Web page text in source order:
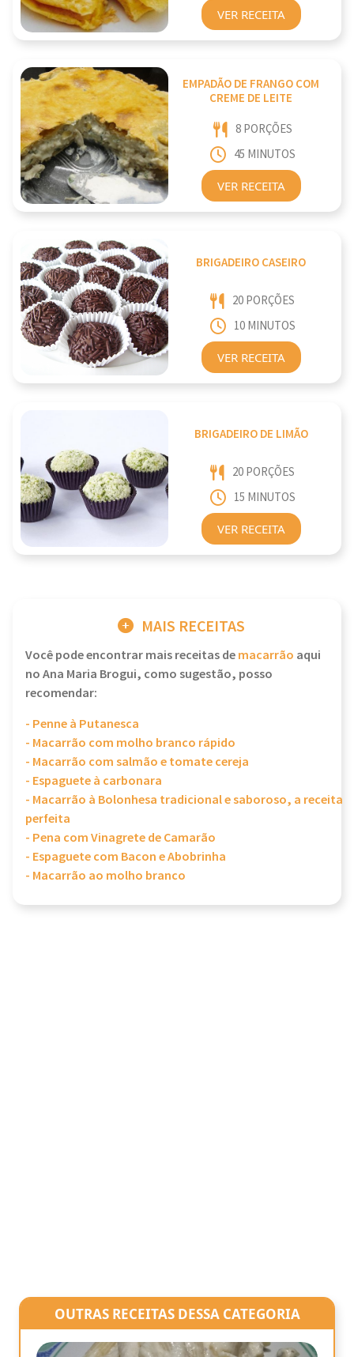
VER RECEITA
EMPADÃO DE FRANGO COM
CREME DE LEITE
8 PORÇÕES
45 MINUTOS
VER RECEITA
BRIGADEIRO CASEIRO
20 PORÇÕES
10 MINUTOS
VER RECEITA
BRIGADEIRO DE LIMÃO
20 PORÇÕES
15 MINUTOS
VER RECEITA
MAIS RECEITAS
Você pode encontrar mais receitas demacarrão aqui
no Ana Maria Brogui, como sugestão, posso
recomendar:
- Penne à Putanesca
- Macarrão com molho branco rápido
- Macarrão com salmão e tomate cereja
- Espaguete à carbonara
- Macarrão à Bolonhesa tradicional e saboroso, a receita
perfeita
- Pena com Vinagrete de Camarão
- Espaguete com Bacon e Abobrinha
- Macarrão ao molho branco
OUTRAS RECEITAS DESSA CATEGORIA